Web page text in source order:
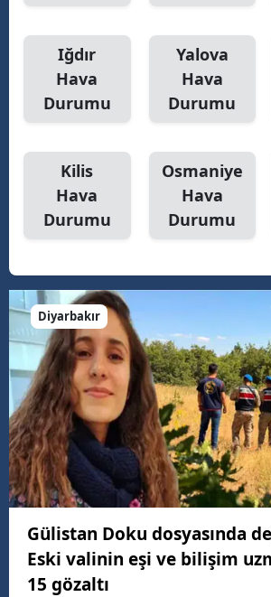
Iğdır
Hava
Durumu
Yalova
Hava
Durumu
Kilis
Hava
Durumu
Osmaniye
Hava
Durumu
Diyarbakır
Gülistan Doku dosyasında
Eski valinin eşi ve bilişim
15 gözaltı